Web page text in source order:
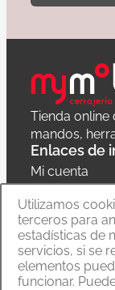
Tienda
mandos,
Enlaces de
Mi cuenta
Política de
Carrito
Copyright ©
Utilizamos
terceros para
estadísticas de
servicios, si se
elementos
funcionar.